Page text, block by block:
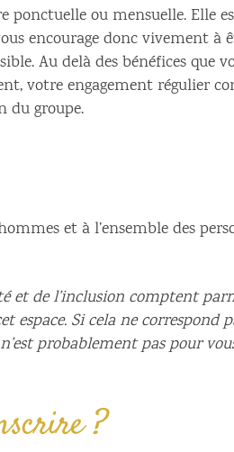
ponctuelle ou mensuelle. Elle
encourage donc vivement à
Au delà des bénéfices que
votre engagement régulier
du groupe.
et à l’ensemble des
et de l’inclusion comptent
espace. Si cela ne correspond
probablement pas pour
?